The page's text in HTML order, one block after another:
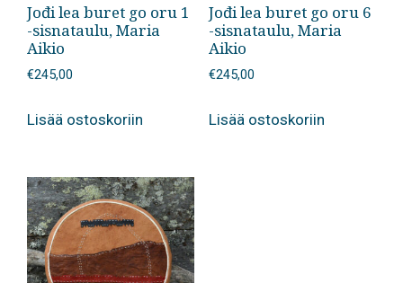
Jođi lea buret go oru 1
-sisnataulu, Maria
Aikio
€245,00
Lisää ostoskoriin
Jođi lea buret go oru 6
-sisnataulu, Maria
Aikio
€245,00
Lisää ostoskoriin